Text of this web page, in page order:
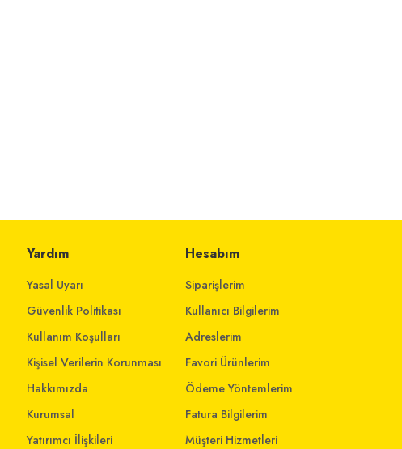
Yardım
Yasal Uyarı
Güvenlik Politikası
Kullanım Koşulları
Kişisel Verilerin Korunması
Hakkımızda
Kurumsal
Yatırımcı İlişkileri
Hesabım
Siparişlerim
Kullanıcı Bilgilerim
Adreslerim
Favori Ürünlerim
Ödeme Yöntemlerim
Fatura Bilgilerim
Müşteri Hizmetleri